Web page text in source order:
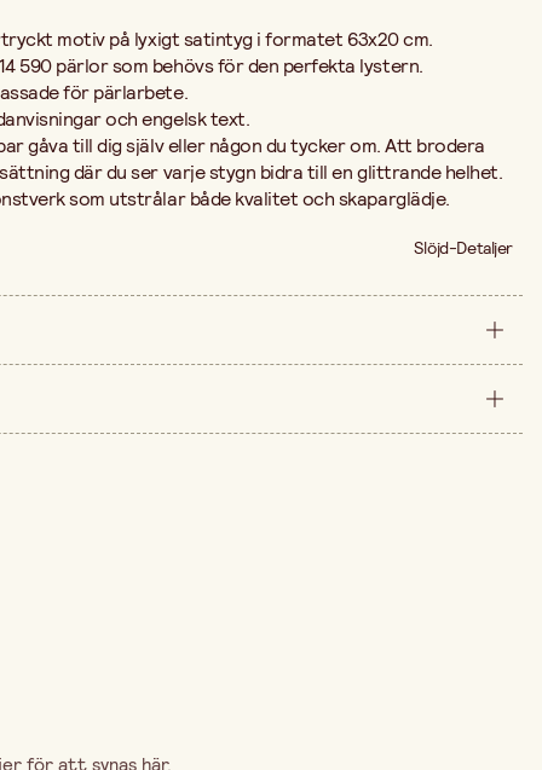
motiv på lyxigt satintyg i formatet 63x20 cm.
590 pärlor som behövs för den perfekta lystern.
för pärlarbete.
och engelsk text.
gåva till dig själv eller någon du tycker om. Att brodera
där du ser varje stygn bidra till en glittrande helhet.
som utstrålar både kvalitet och skaparglädje.
Slöjd-Detaljer
styck
för att synas här.